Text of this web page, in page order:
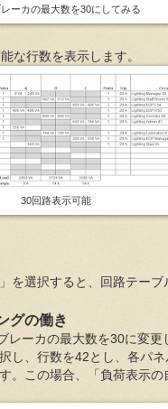
ーカの最大数を30にしてみる
な行数を表示します。
30回路表示可能
を選択すると、回路テーブ
グの働き
レーカの最大数を30に変更
し、行数を42とし、各パ
。この場合、「負荷表示の